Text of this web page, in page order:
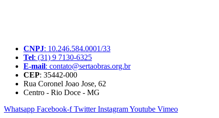
CNPJ: 10.246.584.0001/33
Tel: (31) 9 7130-6325
E-mail: contato@sertaobras.org.br
CEP: 35442-000
Rua Coronel Joao Jose, 62
Centro - Rio Doce - MG
Whatsapp Facebook-f Twitter InstagramYoutube Vimeo